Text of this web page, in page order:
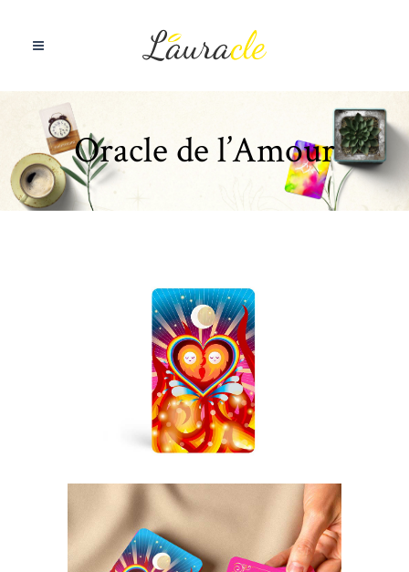
Oracle de l’Amour